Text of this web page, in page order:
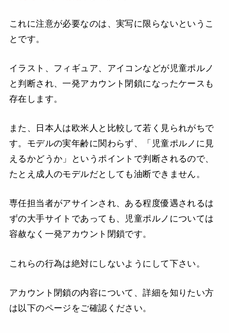
これに注意が必要なのは、実写に限らないというこ
とです。
イラスト、フィギュア、アイコンなどが児童ポルノ
と判断され、一発アカウント閉鎖になったケースも
存在します。
また、日本人は欧米人と比較して若く見られがちで
す。モデルの実年齢に関わらず、「児童ポルノに見
えるかどうか」というポイントで判断されるので、
たとえ成人のモデルだとしても油断できません。
専任担当者がアサインされ、ある程度優遇されるは
ずの大手サイトであっても、児童ポルノについては
容赦なく一発アカウント閉鎖です。
これらの行為は絶対にしないようにして下さい。
アカウント閉鎖の内容について、詳細を知りたい方
は以下のページをご確認ください。